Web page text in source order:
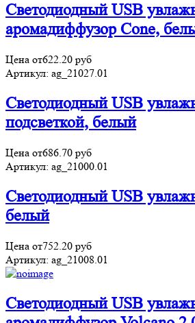
Светодиодный USB
аромадиффузор Cone,
Цена от622.20 руб
Артикул: ag_21027.01
Светодиодный USB
подсветкой, белый
Цена от686.70 руб
Артикул: ag_21000.01
Светодиодный USB
белый
Цена от752.20 руб
Артикул: ag_21008.01
Светодиодный USB